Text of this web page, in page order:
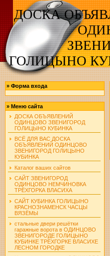
ДОСКА
ГОЛИЦЫНО
» Форма входа
» Меню сайта
ДОСКА ОБЪЯВЛЕНИЙ
ОДИНЦОВО ЗВЕНИГОРОД
ГОЛИЦЫНО КУБИНКА
ВСЁ ДЛЯ ВАС ДОСКА
ОБЪЯВЛЕНИЙ ОДИНЦОВО
ЗВЕНИГОРОД ГОЛИЦЫНО
КУБИНКА
Каталог ваших сайтов
САЙТ ЗВЕНИГОРОД
ОДИНЦОВО НЕМЧИНОВКА
ТРЁХГОРКА ВЛАСИХА
САЙТ КУБИНКА ГОЛИЦЫНО
КРАСНОЗНАМЕНСК ЧАСЦЫ
ВЯЗЁМЫ
стальные двери решётки
гаражные ворота в ОДИНЦОВО
ЗВЕНИГОРОДЕ ГОЛИЦЫНО
КУБИНКЕ ТРЁХГОРКЕ ВЛАСИХЕ
ЛЕСНОМ ГОРОДКЕ